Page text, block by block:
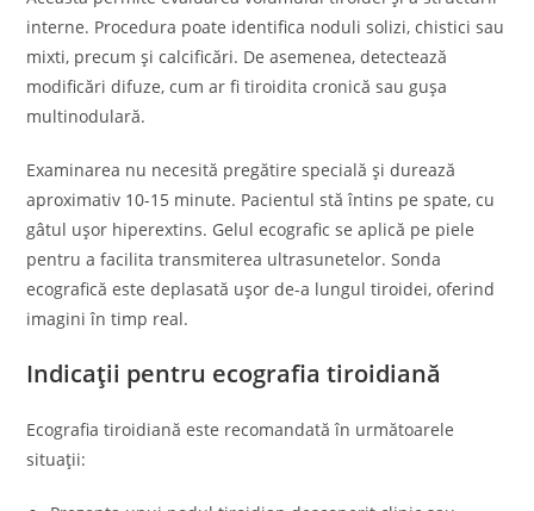
interne. Procedura poate identifica noduli solizi, chistici sau
mixti, precum și calcificări. De asemenea, detectează
modificări difuze, cum ar fi tiroidita cronică sau gușa
multinodulară.
Examinarea nu necesită pregătire specială și durează
aproximativ 10-15 minute. Pacientul stă întins pe spate, cu
gâtul ușor hiperextins. Gelul ecografic se aplică pe piele
pentru a facilita transmiterea ultrasunetelor. Sonda
ecografică este deplasată ușor de-a lungul tiroidei, oferind
imagini în timp real.
Indicații pentru ecografia tiroidiană
Ecografia tiroidiană este recomandată în următoarele
situații: